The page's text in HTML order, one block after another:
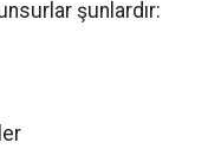
şunlardır: